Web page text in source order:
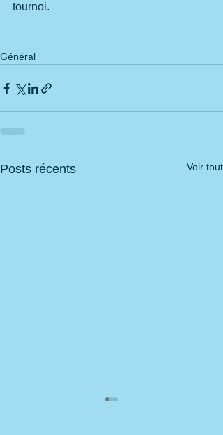
tournoi.
Général
Posts récents Voir tout